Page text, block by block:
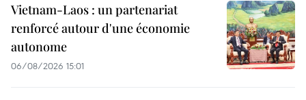
Vietnam-Laos : un partenariat
renforcé autour d'une économie
autonome
06/08/2026 15:01